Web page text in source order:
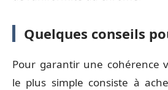
Quelques conseils
Pour garantir une cohérence
le plus simple consiste à